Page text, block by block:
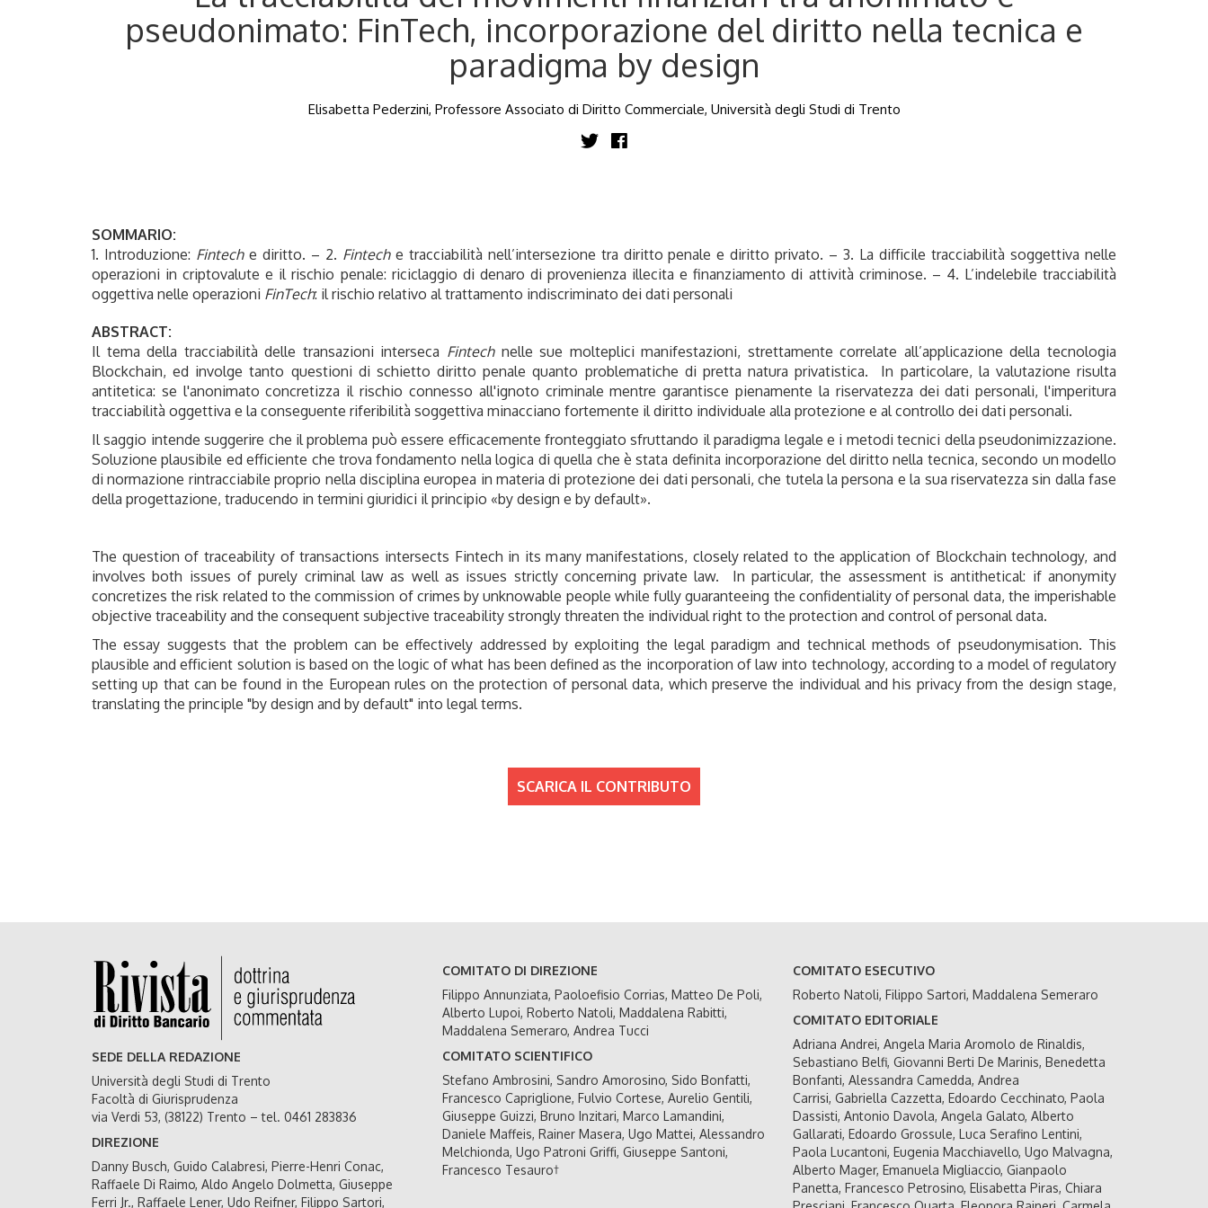
pseudonimato: FinTech, incorporazione del diritto nella tecnica e
paradigma by design
Elisabetta Pederzini, Professore Associato di Diritto Commerciale, Università degli Studi di Trento
SOMMARIO:
1. Introduzione: Finteche diritto. – 2. Finteche tracciabilità nell’intersezione tra diritto penale e diritto privato. – 3. La difficile tracciabilità soggettiva nelle
operazioni in criptovalute e il rischio penale: riciclaggio di denaro di provenienza illecita e finanziamento di attività criminose. – 4. L’indelebile tracciabilità
oggettiva nelle operazioni FinTech: il rischio relativo al trattamento indiscriminato dei dati personali
ABSTRACT:
Il tema della tracciabilità delle transazioni interseca Fintechnelle sue molteplici manifestazioni, strettamente correlate all’applicazione della tecnologia
Blockchain, ed involge tanto questioni di schietto diritto penale quanto problematiche di pretta natura privatistica. In particolare, la valutazione risulta
antitetica: se l'anonimato concretizza il rischio connesso all'ignoto criminale mentre garantisce pienamente la riservatezza dei dati personali, l'imperitura
tracciabilità oggettiva e la conseguente riferibilità soggettiva minacciano fortemente il diritto individuale alla protezione e al controllo dei dati personali.
Il saggio intende suggerire che il problema può essere efficacemente fronteggiato sfruttando il paradigma legale e i metodi tecnici della pseudonimizzazione.
Soluzione plausibile ed efficiente che trova fondamento nella logica di quella che è stata definita incorporazione del diritto nella tecnica, secondo un modello
di normazione rintracciabile proprio nella disciplina europea in materia di protezione dei dati personali, che tutela la persona e la sua riservatezza sin dalla fase
della progettazione, traducendo in termini giuridici il principio «by design e by default».
The question of traceability of transactions intersects Fintech in its many manifestations, closely related to the application of Blockchain technology, and
involves both issues of purely criminal law as well as issues strictly concerning private law. In particular, the assessment is antithetical: if anonymity
concretizes the risk related to the commission of crimes by unknowable people while fully guaranteeing the confidentiality of personal data, the imperishable
objective traceability and the consequent subjective traceability strongly threaten the individual right to the protection and control of personal data.
The essay suggests that the problem can be effectively addressed by exploiting the legal paradigm and technical methods of pseudonymisation. This
plausible and efficient solution is based on the logic of what has been defined as the incorporation of law into technology, according to a model of regulatory
setting up that can be found in the European rules on the protection of personal data, which preserve the individual and his privacy from the design stage,
translating the principle "by design and by default" into legal terms.
SCARICA IL CONTRIBUTO
SEDE DELLA REDAZIONE
Università degli Studi di Trento
Facoltà di Giurisprudenza
via Verdi 53, (38122) Trento – tel. 0461 283836
DIREZIONE
Danny Busch, Guido Calabresi, Pierre-Henri Conac,
Raffaele Di Raimo, Aldo Angelo Dolmetta, Giuseppe
Ferri Jr., Raffaele Lener, Udo Reifner, Filippo Sartori,
COMITATO DI DIREZIONE
Filippo Annunziata, Paoloefisio Corrias, Matteo De Poli,
Alberto Lupoi, Roberto Natoli, Maddalena Rabitti,
Maddalena Semeraro, Andrea Tucci
COMITATO SCIENTIFICO
Stefano Ambrosini, Sandro Amorosino, Sido Bonfatti,
Francesco Capriglione, Fulvio Cortese, Aurelio Gentili,
Giuseppe Guizzi, Bruno Inzitari, Marco Lamandini,
Daniele Maffeis, Rainer Masera, Ugo Mattei, Alessandro
Melchionda, Ugo Patroni Griffi, Giuseppe Santoni,
Francesco Tesauro†
COMITATO ESECUTIVO
Roberto Natoli, Filippo Sartori, Maddalena Semeraro
COMITATO EDITORIALE
Adriana Andrei, Angela Maria Aromolo de Rinaldis,
Sebastiano Belfi, Giovanni Berti De Marinis, Benedetta
Bonfanti, Alessandra Camedda, Andrea
Carrisi, Gabriella Cazzetta, Edoardo Cecchinato, Paola
Dassisti, Antonio Davola, Angela Galato, Alberto
Gallarati, Edoardo Grossule, Luca Serafino Lentini,
Paola Lucantoni, Eugenia Macchiavello, Ugo Malvagna,
Alberto Mager, Emanuela Migliaccio, Gianpaolo
Panetta, Francesco Petrosino, Elisabetta Piras, Chiara